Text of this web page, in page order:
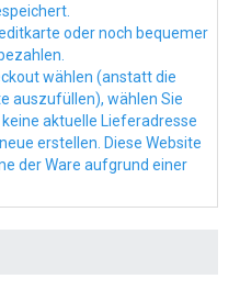
oder noch bequemer
wählen (anstatt die
auszufüllen), wählen Sie
aktuelle Lieferadresse
erstellen. Diese Website
der Ware aufgrund einer